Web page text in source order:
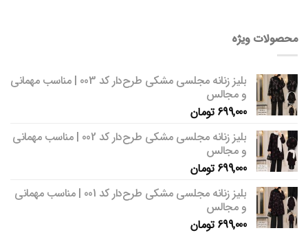
محصولات ویژه
بلیز زنانه مجلسی مشکی طرح‌دار کد 003 | مناسب مهمانی
و مجالس
699,000 تومان
بلیز زنانه مجلسی مشکی طرح‌دار کد 002 | مناسب مهمانی
و مجالس
699,000 تومان
بلیز زنانه مجلسی مشکی طرح‌دار کد 001 | مناسب مهمانی
و مجالس
699,000 تومان